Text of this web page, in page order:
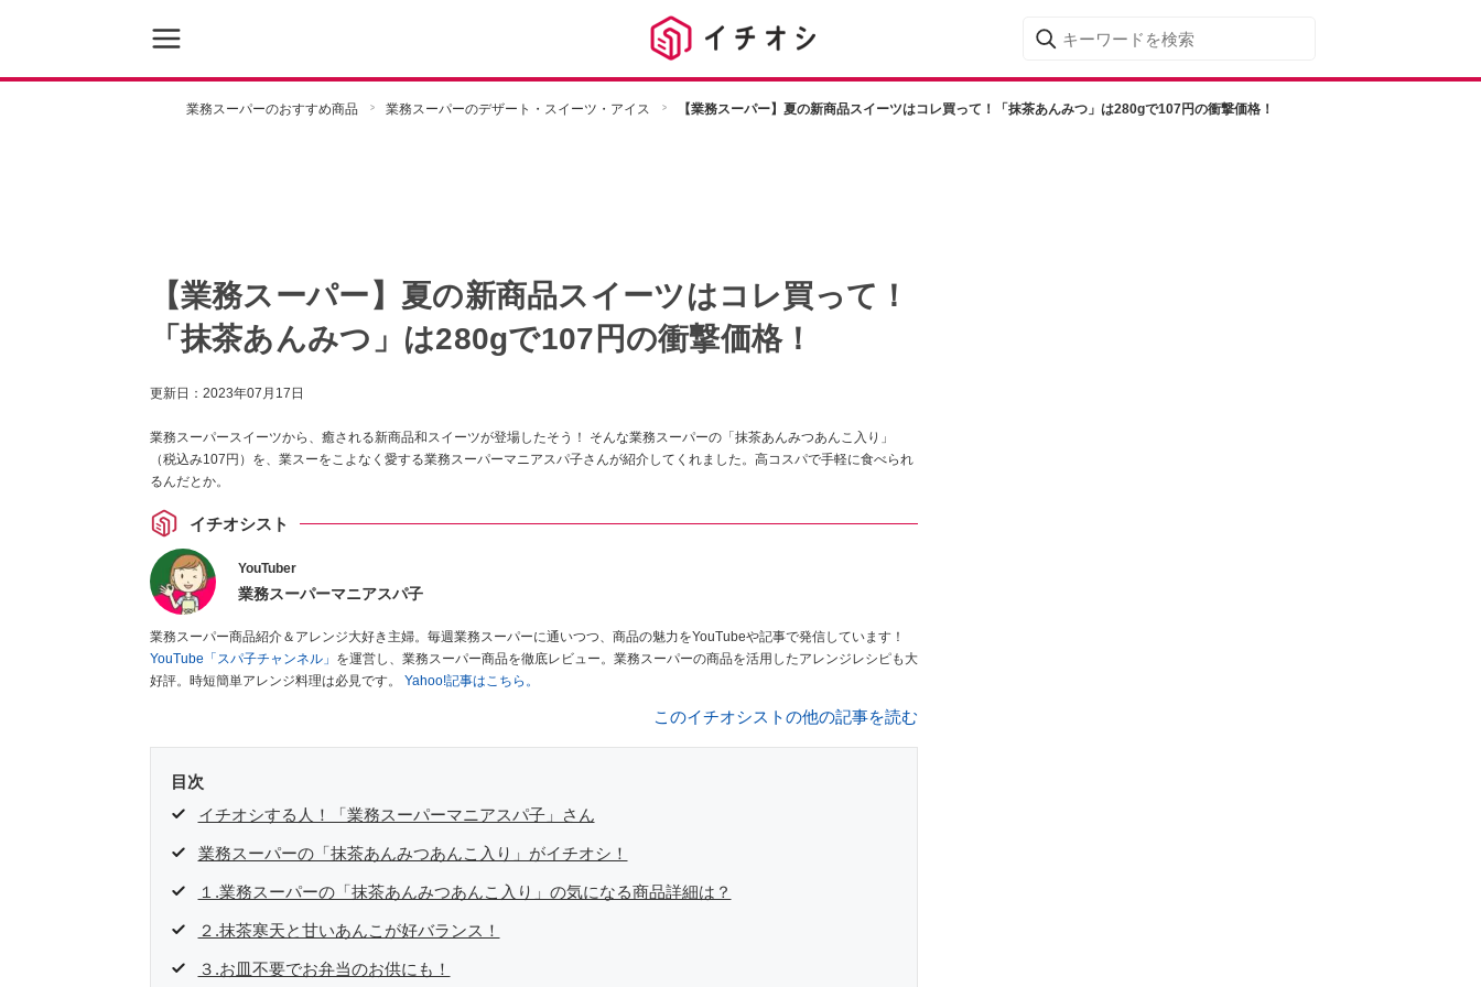
業務スーパーのおすすめ商品 業務スーパーのデザート・スイーツ・アイス 【業務スーパー】夏の新商品スイーツはコレ買って！「抹茶あんみつ」は280gで107円の衝撃価格！
【業務スーパー】夏の新商品スイーツはコレ買って！
「抹茶あんみつ」は280gで107円の衝撃価格！
更新日： 2023年07月17日
業務スーパースイーツから、癒される新商品和スイーツが登場したそう！ そんな業務スーパーの「抹茶あんみつあんこ入り」
（税込み107円）を、業スーをこよなく愛する業務スーパーマニアスパ子さんが紹介してくれました。高コスパで手軽に食べられ
るんだとか。
イチオシスト
YouTuber
業務スーパーマニアスパ子
業務スーパー商品紹介＆アレンジ大好き主婦。毎週業務スーパーに通いつつ、商品の魅力をYouTubeや記事で発信しています！
YouTube「スパ子チャンネル」 を運営し、業務スーパー商品を徹底レビュー。業務スーパーの商品を活用したアレンジレシピも大
好評。時短簡単アレンジ料理は必見です。 Yahoo!記事はこちら。
このイチオシストの他の記事を読む
目次
イチオシする人！「業務スーパーマニアスパ子」さん
業務スーパーの「抹茶あんみつあんこ入り」がイチオシ！
１.業務スーパーの「抹茶あんみつあんこ入り」の気になる商品詳細は？
２.抹茶寒天と甘いあんこが好バランス！
３.お皿不要でお弁当のお供にも！